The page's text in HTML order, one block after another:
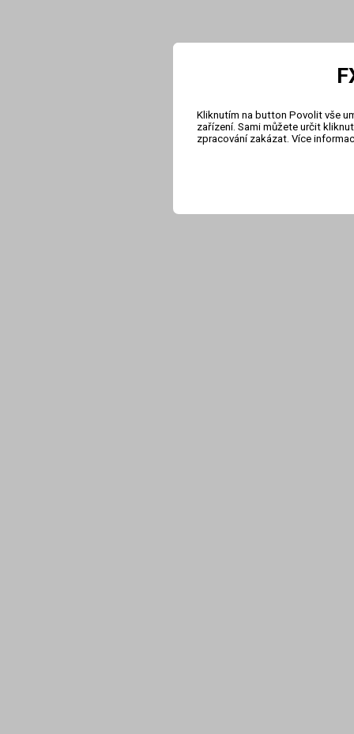
Kliknutím na button Povolit vše
zařízení. Sami můžete určit
zpracování zakázat. Více